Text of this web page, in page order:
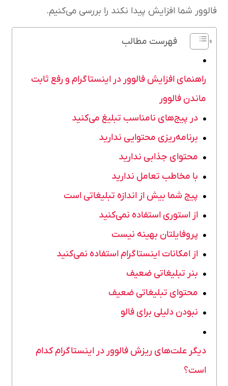
فالوور شما افزایش پیدا نکند را بررسی می‌کنیم.
فهرست مطالب
راهنمای افزایش فالوور در اینستاگرام و رفع ثابت
ماندن فالوور
در پیج‌های نامناسب تبلیغ می‌کنید
برنامه‌ریزی محتوایی ندارید
محتوای جذابی ندارید
با مخاطب تعامل ندارید
پیج شما بیش از اندازه تبلیغاتی است
از استوری استفاده نمی‌کنید
پروفایلتان بهینه نیست
از امکانات اینستاگرام استفاده نمی‌کنید
بنر تبلیغاتی ضعیف
محتوای تبلیغاتی ضعیف
نبودن دلیلی برای فالو
دیگر علت‌های ریزش فالوور در اینستاگرام کدام
است؟